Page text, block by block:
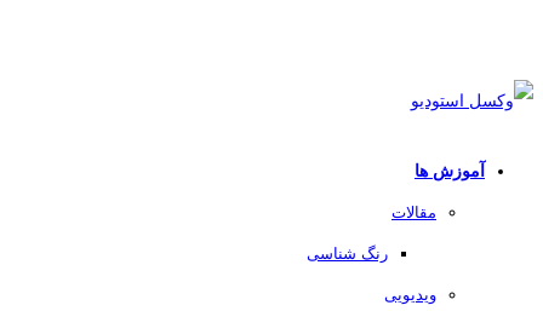
آموزش ها
مقالات
رنگ شناسی
ویدیویی